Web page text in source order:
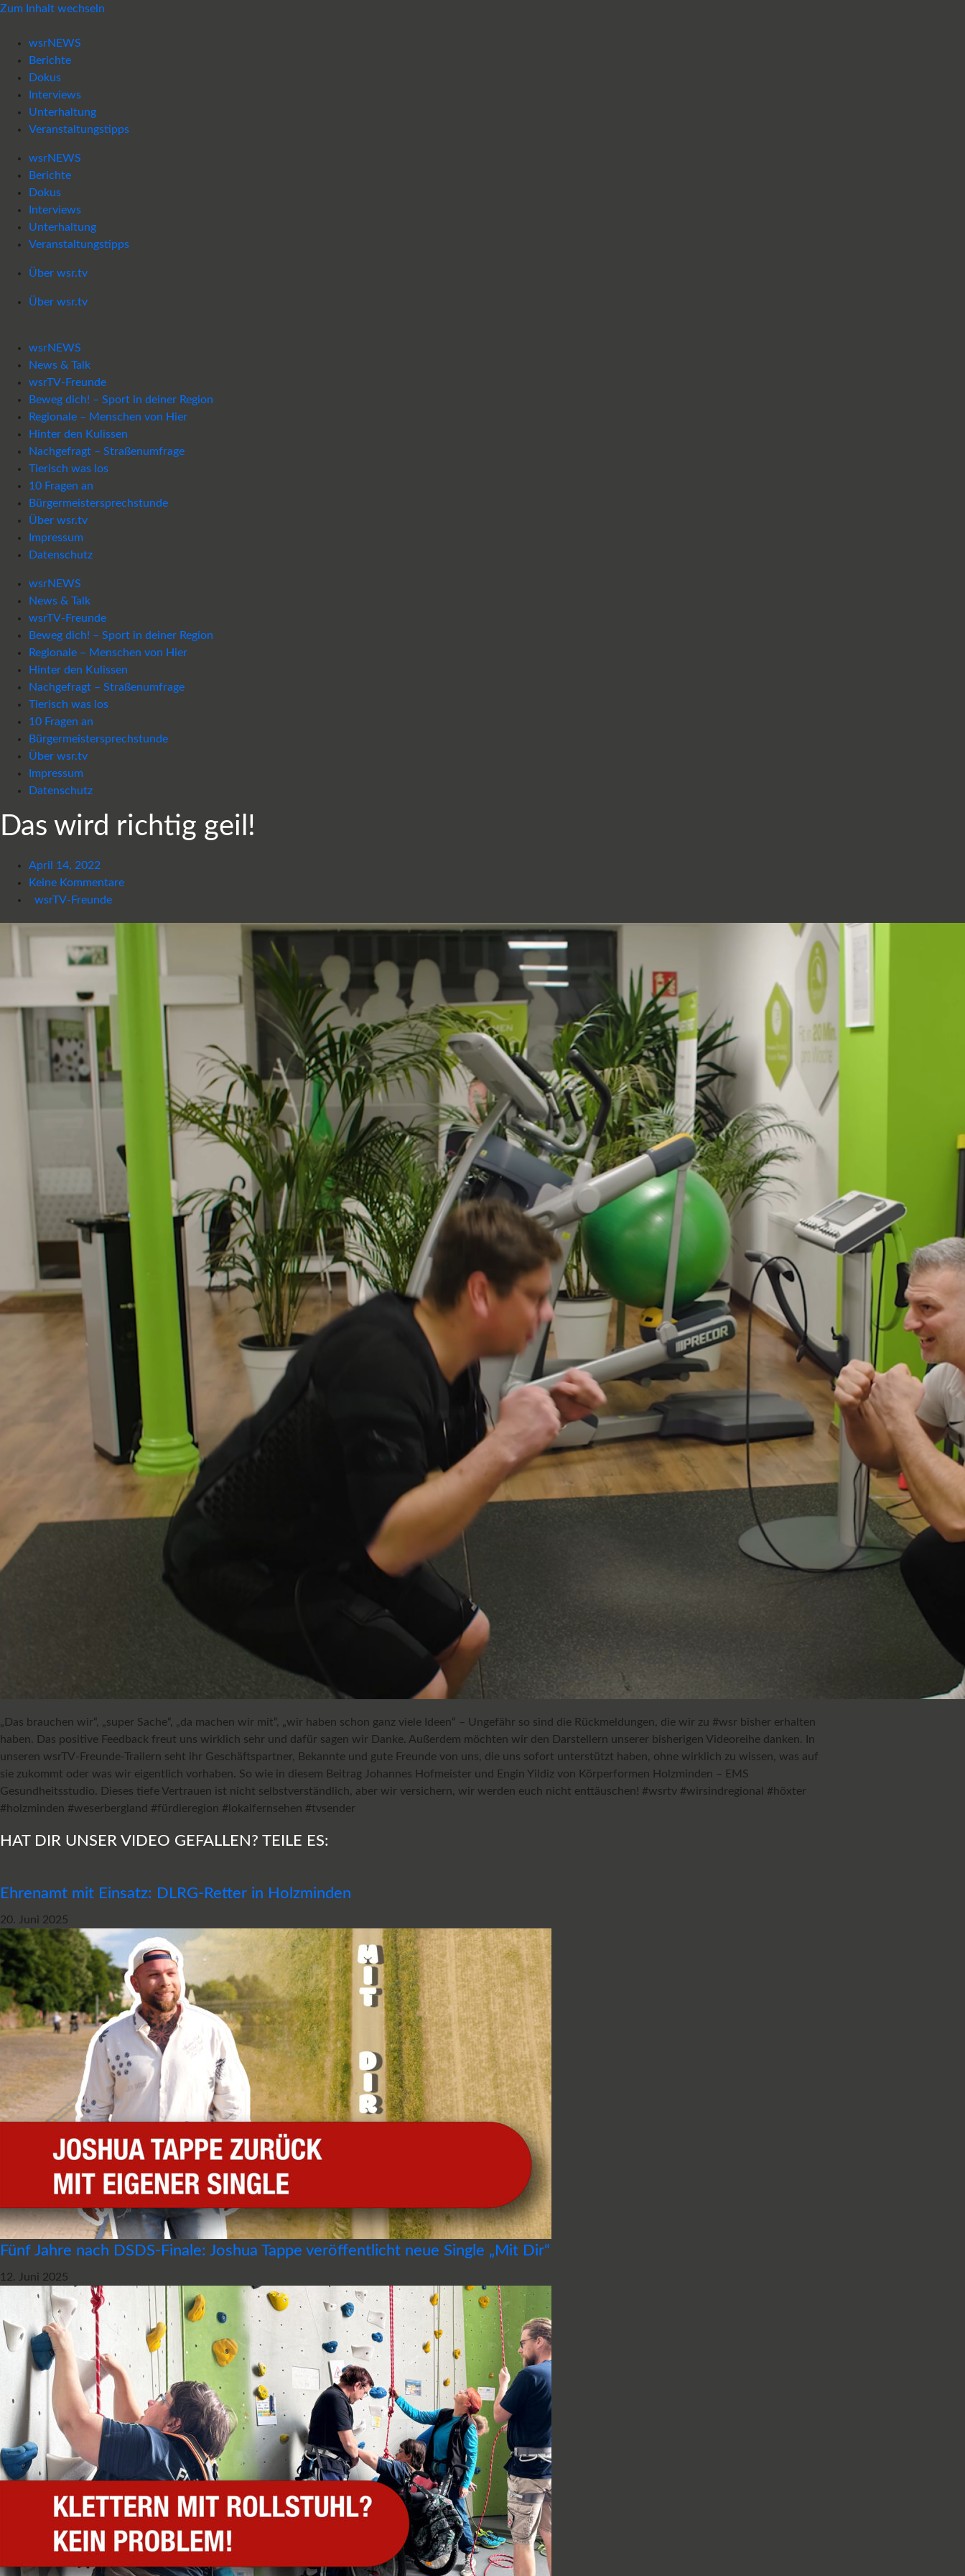
Zum Inhalt wechseln
wsrNEWS
Berichte
Dokus
Interviews
Unterhaltung
Veranstaltungstipps
wsrNEWS
Berichte
Dokus
Interviews
Unterhaltung
Veranstaltungstipps
Über wsr.tv
Über wsr.tv
wsrNEWS
News & Talk
wsrTV-Freunde
Beweg dich! – Sport in deiner Region
Regionale – Menschen von Hier
Hinter den Kulissen
Nachgefragt – Straßenumfrage
Tierisch was los
10 Fragen an
Bürgermeistersprechstunde
Über wsr.tv
Impressum
Datenschutz
wsrNEWS
News & Talk
wsrTV-Freunde
Beweg dich! – Sport in deiner Region
Regionale – Menschen von Hier
Hinter den Kulissen
Nachgefragt – Straßenumfrage
Tierisch was los
10 Fragen an
Bürgermeistersprechstunde
Über wsr.tv
Impressum
Datenschutz
Das wird richtig geil!
April 14, 2022
Keine Kommentare
wsrTV-Freunde
„Das brauchen wir“, „super Sache“, „da machen wir mit“, „wir haben schon ganz viele Ideen“ – Ungefähr so sind die Rückmeldungen, die wir zu #wsr bisher erhalten
haben. Das positive Feedback freut uns wirklich sehr und dafür sagen wir Danke. Außerdem möchten wir den Darstellern unserer bisherigen Videoreihe danken. In
unseren wsrTV-Freunde-Trailern seht ihr Geschäftspartner, Bekannte und gute Freunde von uns, die uns sofort unterstützt haben, ohne wirklich zu wissen, was auf
sie zukommt oder was wir eigentlich vorhaben. So wie in diesem Beitrag Johannes Hofmeister und Engin Yildiz von Körperformen Holzminden – EMS
Gesundheitsstudio. Dieses tiefe Vertrauen ist nicht selbstverständlich, aber wir versichern, wir werden euch nicht enttäuschen! #wsrtv #wirsindregional #höxter
#holzminden #weserbergland #fürdieregion #lokalfernsehen #tvsender
HAT DIR UNSER VIDEO GEFALLEN? TEILE ES:
Ehrenamt mit Einsatz: DLRG-Retter in Holzminden
20. Juni 2025
Fünf Jahre nach DSDS-Finale: Joshua Tappe veröffentlicht neue Single „Mit Dir“
12. Juni 2025